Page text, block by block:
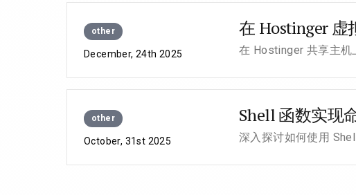
other
December, 24th 2025
在 Hostinger 虚
在 Hostinger 共享主机
other
October, 31st 2025
Shell 函数实现
深入探讨如何使用